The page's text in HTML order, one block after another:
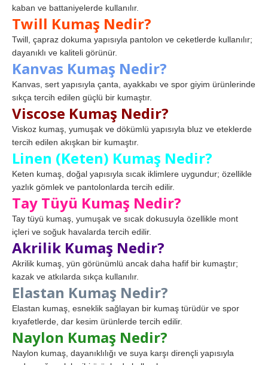
kaban ve battaniyelerde kullanılır.
Twill Kumaş Nedir?
Twill, çapraz dokuma yapısıyla pantolon ve ceketlerde kullanılır;
dayanıklı ve kaliteli görünür.
Kanvas Kumaş Nedir?
Kanvas, sert yapısıyla çanta, ayakkabı ve spor giyim ürünlerinde
sıkça tercih edilen güçlü bir kumaştır.
Viscose Kumaş Nedir?
Viskoz kumaş, yumuşak ve dökümlü yapısıyla bluz ve eteklerde
tercih edilen akışkan bir kumaştır.
Linen (Keten) Kumaş Nedir?
Keten kumaş, doğal yapısıyla sıcak iklimlere uygundur; özellikle
yazlık gömlek ve pantolonlarda tercih edilir.
Tay Tüyü Kumaş Nedir?
Tay tüyü kumaş, yumuşak ve sıcak dokusuyla özellikle mont
içleri ve soğuk havalarda tercih edilir.
Akrilik Kumaş Nedir?
Akrilik kumaş, yün görünümlü ancak daha hafif bir kumaştır;
kazak ve atkılarda sıkça kullanılır.
Elastan Kumaş Nedir?
Elastan kumaş, esneklik sağlayan bir kumaş türüdür ve spor
kıyafetlerde, dar kesim ürünlerde tercih edilir.
Naylon Kumaş Nedir?
Naylon kumaş, dayanıklılığı ve suya karşı dirençli yapısıyla